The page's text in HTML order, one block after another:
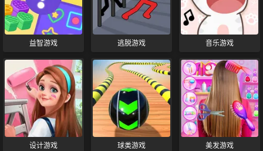
益智游戏 逃脱游戏 音乐游戏
设计游戏 球类游戏 美发游戏